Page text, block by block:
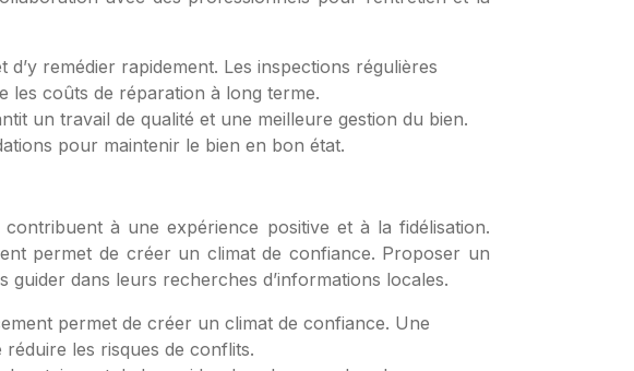
remédier rapidement. Les inspections régulières
les coûts de réparation à long terme.
un travail de qualité et une meilleure gestion du bien.
pour maintenir le bien en bon état.
à une expérience positive et à la fidélisation.
permet de créer un climat de confiance. Proposer un
dans leurs recherches d’informations locales.
permet de créer un climat de confiance. Une
les risques de conflits.